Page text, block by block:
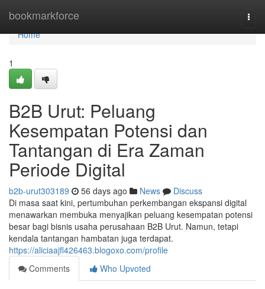
bookmarkforce
Home
Home
1
B2B Urut: Peluang
Kesempatan Potensi dan
Tantangan di Era Zaman
Periode Digital
b2b-urut303189 56 days ago News
Discuss
Di masa saat kini, pertumbuhan perkembangan ekspansi digital
menawarkan membuka menyajikan peluang kesempatan potensi
besar bagi bisnis usaha perusahaan B2B Urut. Namun, tetapi
kendala tantangan hambatan juga terdapat.
https://aliciaajfl426463.blogoxo.com/profile
Comments
Who Upvoted